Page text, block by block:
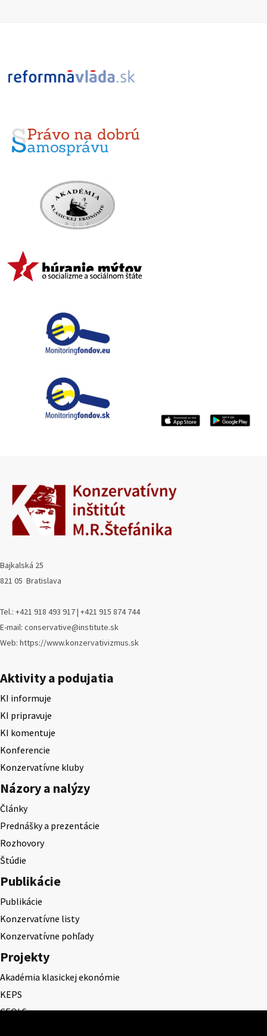
Bajkalská 25
821 05 Bratislava
Tel.: +421 918 493 917 | +421 915 874 744
E-mail: conservative@institute.sk
Web: https://www.konzervativizmus.sk
Aktivity a podujatia
KI informuje
KI pripravuje
KI komentuje
Konferencie
Konzervatívne kluby
Názory a nalýzy
Články
Prednášky a prezentácie
Rozhovory
Štúdie
Publikácie
Publikácie
Konzervatívne listy
Konzervatívne pohľady
Projekty
Akadémia klasickej ekonómie
KEPS
CEQLS